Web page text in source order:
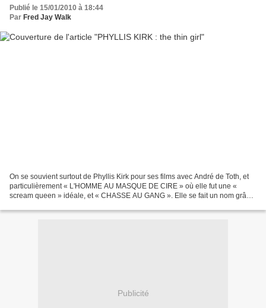
Publié le 15/01/2010 à 18:44
Par Fred Jay Walk
On se souvient surtout de Phyllis Kirk pour ses films avec André de Toth, et
particulièrement « L'HOMME AU MASQUE DE CIRE » où elle fut une «
scream queen » idéale, et « CHASSE AU GANG ». Elle se fait un nom grâce
Publicité